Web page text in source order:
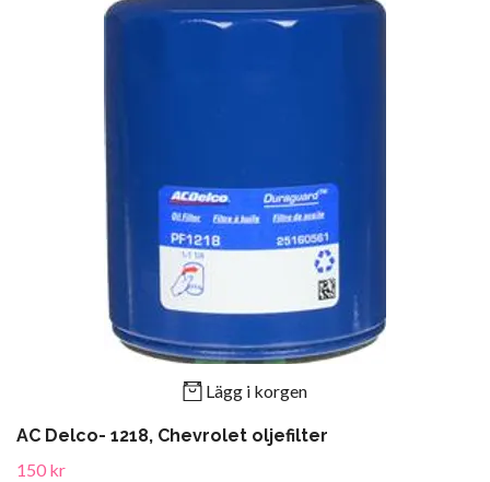
Lägg i korgen
AC Delco- 1218, Chevrolet oljefilter
150 kr